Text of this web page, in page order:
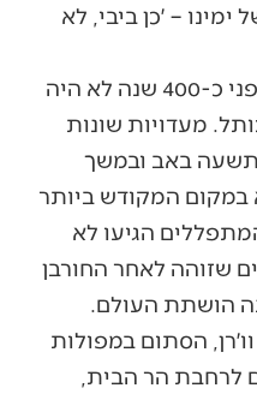
– ׳כן ביבי, לא
דן בהט טוען בתוקף, שעד לפני כ-400 שנה לא היה
מעדויות שונות
באב ובמשך
במקום המקודש ביותר
הגיעו לא
שזוהה לאחר החורבן
הושתת העולם.
הסתום במפולות
לרחבת הר הבית,